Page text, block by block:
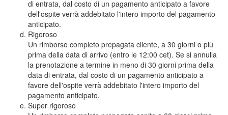
di entrata, dal costo di un pagamento anticipato a favore
dell'ospite verrà addebitato l'intero importo del pagamento
anticipato.
Rigoroso
Un rimborso completo prepagata cliente, a 30 giorni o più
prima della data di arrivo (entro le 12:00 cet). Se si annulla
la prenotazione a termine in meno di 30 giorni prima della
data di entrata, dal costo di un pagamento anticipato a
favore dell'ospite verrà addebitato l'intero importo del
pagamento anticipato.
Super rigoroso